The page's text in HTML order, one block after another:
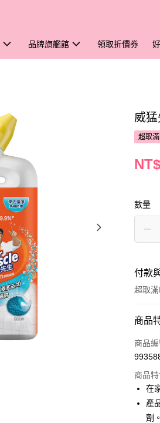
品牌旗艦館 領取折價券
威
超取
數量
付款
超取
付款
POYA
超商
LINE
商品
商品
商品
在
產
劑。